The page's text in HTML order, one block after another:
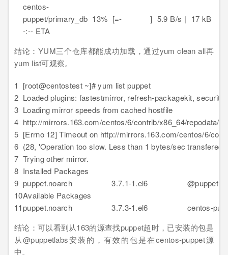
centos-
puppet/primary_db 13% [=- ] 5.9 B/s | 17 kB -
-:-- ETA
结论：YUM三个仓库都能成功加载，通过yum clean all再
yum list可观察。
1
2
3
4
5
6
7
8
9
10
11
[root@centostest ~]# yum list puppet
Loaded plugins: fastestmirror, refresh-packagekit, security
Loading mirror speeds from cached hostfile
http://mirrors.163.com/centos/6/contrib/x86_64/repodata/
[Errno 12] Timeout on http://mirrors.163.com/centos/6/
(28, 'Operation too slow. Less than 1 bytes/sec transfered
Trying other mirror.
Installed Packages
puppet.noarch 3.7.1-1.el6 @puppetlabs-
Available Packages
puppet.noarch 3.7.3-1.el6 centos-
结论：可以看到从163的源查找puppet超时，已安装的包是
从@puppetlabs安装的，有效的包是在centos-puppet源
中。